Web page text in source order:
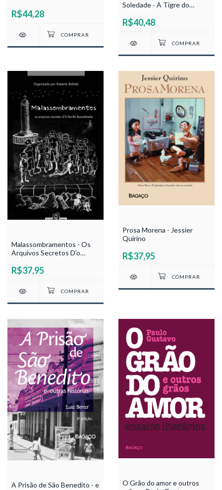
R$44,28
Soledade - A Tigre do
R$40,48
Malassombramentos - Os
Arquivos Secretos D'o
Roberto Beltrão
R$37,95
Prosa Morena - Jessier
Quirino
R$37,95
A Prisão de São Benedito - e
O Grão do amor e outros